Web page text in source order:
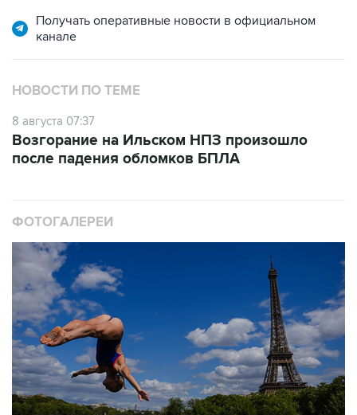
Получать оперативные новости в официальном
канале
НОВОСТИ ПО ТЕМЕ
8 августа 07:37
Возгорание на Ильском НПЗ произошло
после падения обломков БПЛА
ФОТОГАЛЕРЕИ